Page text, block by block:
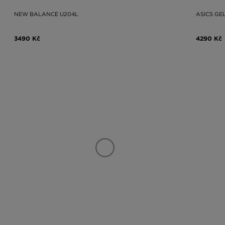
NEW BALANCE U204L
3490 Kč
ASICS
4290 Kč